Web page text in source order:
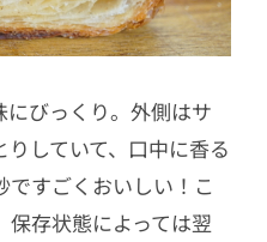
びっくり。外側はサ
していて、口中に香る
すごくおいしい！こ
保存状態によっては翌